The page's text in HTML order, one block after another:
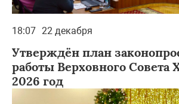
18:07 22 декабря
Утверждён план
работы Верховного Совета
2026 год